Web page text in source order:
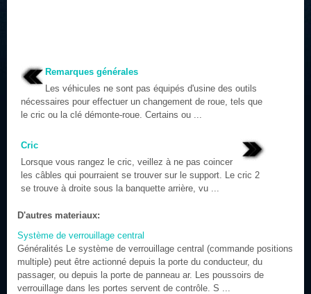
Remarques générales
Les véhicules ne sont pas équipés d'usine des outils
nécessaires pour effectuer un changement de roue, tels que
le cric ou la clé démonte-roue. Certains ou ...
Cric
Lorsque vous rangez le cric, veillez à ne pas coincer
les câbles qui pourraient se trouver sur le support. Le cric 2
se trouve à droite sous la banquette arrière, vu ...
D'autres materiaux:
Système de verrouillage central
Généralités Le système de verrouillage central (commande positions
multiple) peut être actionné depuis la porte du conducteur, du
passager, ou depuis la porte de panneau ar. Les poussoirs de
verrouillage dans les portes servent de contrôle. S ...